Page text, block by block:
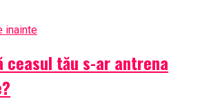
inainte
ceasul tău s-ar antrena